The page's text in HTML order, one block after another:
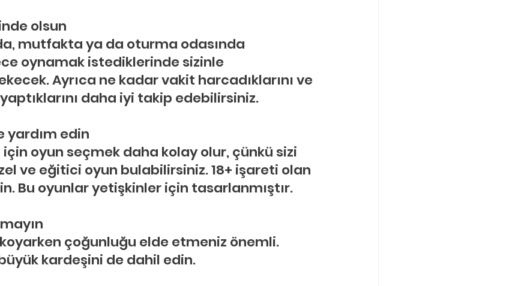
olsun
mutfakta ya da oturma odasında
oynamak istediklerinde sizinle
Ayrıca ne kadar vakit harcadıklarını ve
daha iyi takip edebilirsiniz.
yardım edin
için oyun seçmek daha kolay olur, çünkü sizi
ve eğitici oyun bulabilirsiniz. 18+ işareti olan
Bu oyunlar yetişkinler için tasarlanmıştır.
çoğunluğu elde etmeniz önemli.
kardeşini de dahil edin.